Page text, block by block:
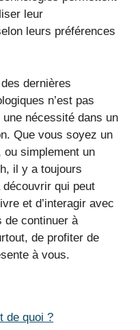
leur
leurs préférences
dernières
n’est pas
nécessité dans un
Que vous soyez un
ou simplement un
il y a toujours
découvrir qui peut
et d’interagir avec
de continuer à
de profiter de
à vous.
de quoi ?